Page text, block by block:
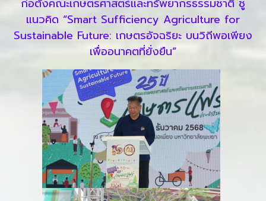
ก่อตั้งคณะเกษตรศาสตร์และทรัพยากรธรรมชาติ ชู
แนวคิด “Smart Sufficiency Agriculture for
Sustainable Future: เกษตรอัจฉริยะ บนวิถีพอเพียง
เพื่ออนาคตที่ยั่งยืน”